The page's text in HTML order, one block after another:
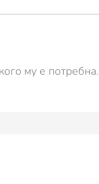
му е потребна.